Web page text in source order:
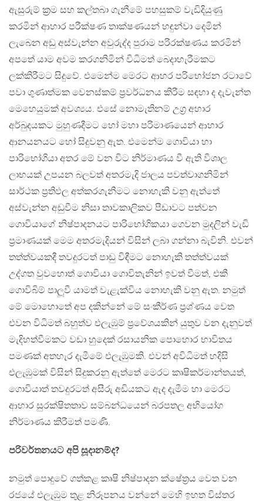
ඇසුරුම් ක්‍රම සහ කල්තබා ගැනීමේ පහසුකම් වැඩිදියුණු
කරමින් ආහාර පරීක්ෂණ තාක්ෂණයන් හඳුන්වා දෙමින්
ලැබෙන අඩු අස්වැන්න අවුරුද්ද පුරාම පරිරක්ෂණය කරමින්
අපතේ යාම අවම කරගනිමින් විධිමත් බෙදාහැරීමකට
ලක්කිරීමට සිදුවේ. එමෙන්ම මෙරට ආහර පරිභෝජන රටාවේ
පවා ගුණාත්මක වෙනස්කම් ප්‍රවර්ධනය කිරීම සඳහා ද දැවැන්ත
මෙහෙයුමක් අවශ්‍යය. එසේ නොමැතිනම් උග්‍ර අහාර
අර්බුදයකට මුහුණදීමට හෝ මහා පරිමාණයෙන් ආහාර
ආනයනයට හෝ සිදුවනු ඇත. එමෙන්ම ගොවියා හා
පාරිභෝගියා අතර මේ වන විට නිර්මාණය වී ඇති විශාල
ලාභයක් උපයන බලවත් අතරමැදි ජාලය පවත්වාගනිමින්
සාර්ථක ප්‍රතිඵල අත්කරගැනීමට නොහැකි වනු ඇත්තේ
අස්වැන්න අඩුවීම නිසා තාවකාලිකව පීඩාවට පත්වන
ගොවියාගේ නිෂ්පාදනයට පාරිභෝගිකයා ගෙවන මුදලින් වැඩි
ප්‍රමාණයක් මෙම අතරමැදියන් විසින් ලබා ගන්නා බැවිනි. එවන්
තත්ත්වයකදී තවදුරටත් පාඩු විඳීමට නොහැකි තත්ත්වයක්
උද්ගත වුවහොත් ගොවියා ගොවිතැනින් ඉවත් වීමත්, එකී
ගොවිබිම් පාලූ‍වී යාමත් වැළැක්විය නොහැකි වනු ඇත. නමුත්
මේ මොහොතේ අප දකින්නේ මේ සංකීර්ණ ප්‍රශ්ණය වෙත
එවන විධිමත් බහුත්ව එලැඹුම් ප්‍රවේශයකින් යුතුව වන දැනුවත්
මැදිහත්වීමකට වඩා හුදෙක් රසායනික පොහොර භාවිතය
පමණක් අතහැර දැමීමේ එලැඹුමකි. එවන් අවිධිමත් හදිසි
එලැඹුමක් විසින් සිදුකරනු ඇත්තේ මෙරට කෘෂිකර්මාන්තයත්,
ගොවියාත් තවදුරටත් අසීරු අඩියකට ඇද දැමීම හා මෙරට
ආහාර සුරක්ෂිතතාව සම්බන්ධයෙන් බරපතල අභියෝග
නිර්මාණය කිරීමත් පමණි.
පරිවර්තනයට අපි සූදානම්ද?
නමුත් පොදුවේ ගත්කළ කෘෂි නිෂ්පාදන ක්ෂේත්‍රය වෙත වන
රජයේ එලැඹුම තුළ නිරූපනය වන්නේ මෙහි ඉහත විස්තර